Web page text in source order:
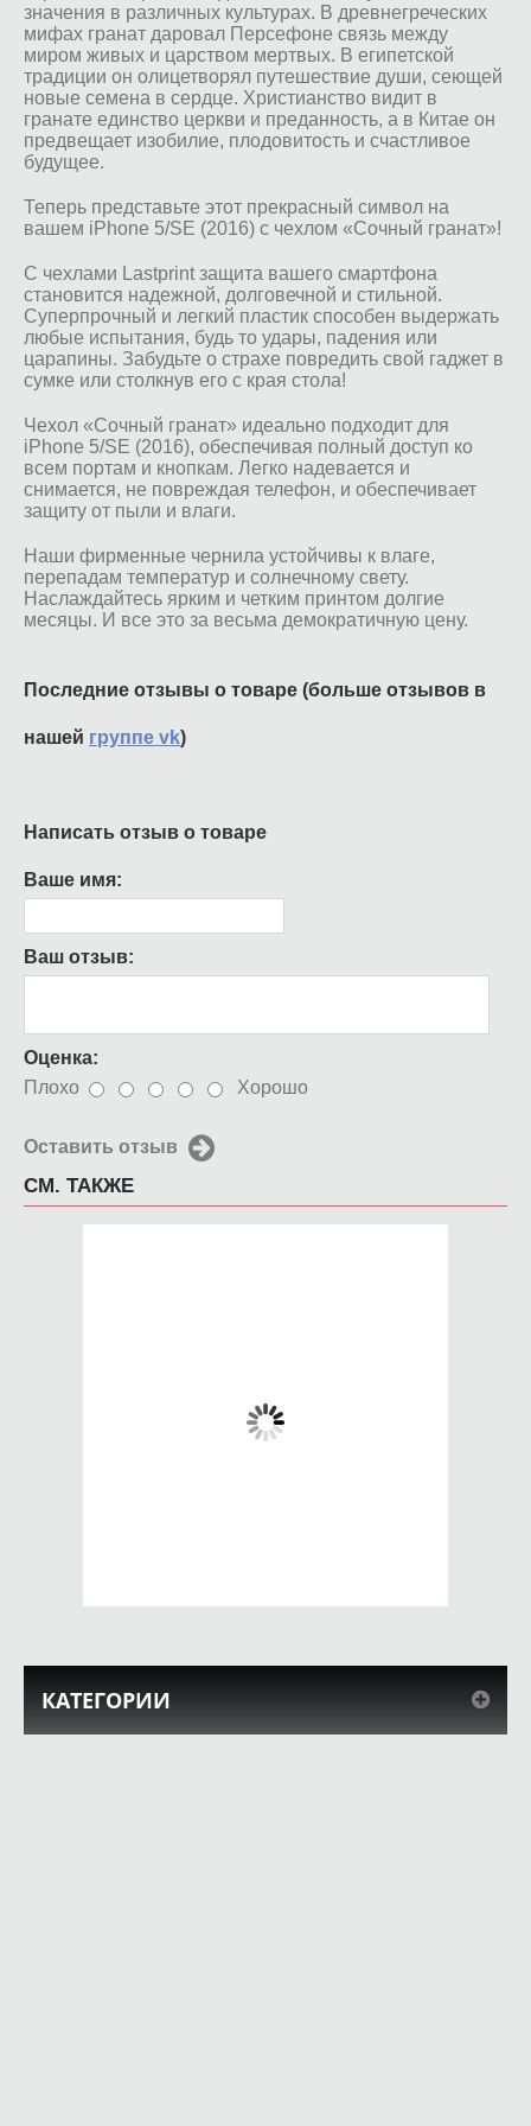
значения в различных культурах. В древнегреческих
мифах гранат даровал Персефоне связь между
миром живых и царством мертвых. В египетской
традиции он олицетворял путешествие души, сеющей
новые семена в сердце. Христианство видит в
гранате единство церкви и преданность, а в Китае он
предвещает изобилие, плодовитость и счастливое
будущее.
Теперь представьте этот прекрасный символ на
вашем iPhone 5/SE (2016) с чехлом «Сочный гранат»!
С чехлами Lastprint защита вашего смартфона
становится надежной, долговечной и стильной.
Суперпрочный и легкий пластик способен выдержать
любые испытания, будь то удары, падения или
царапины. Забудьте о страхе повредить свой гаджет в
сумке или столкнув его с края стола!
Чехол «Сочный гранат» идеально подходит для
iPhone 5/SE (2016), обеспечивая полный доступ ко
всем портам и кнопкам. Легко надевается и
снимается, не повреждая телефон, и обеспечивает
защиту от пыли и влаги.
Наши фирменные чернила устойчивы к влаге,
перепадам температур и солнечному свету.
Наслаждайтесь ярким и четким принтом долгие
месяцы. И все это за весьма демократичную цену.
Последние отзывы о товаре (больше отзывов в
нашей группе vk)
Написать отзыв о товаре
Ваше имя:
Ваш отзыв:
Оценка:
Плохо
Хорошо
Оставить отзыв
СМ. ТАКЖЕ
КАТЕГОРИИ